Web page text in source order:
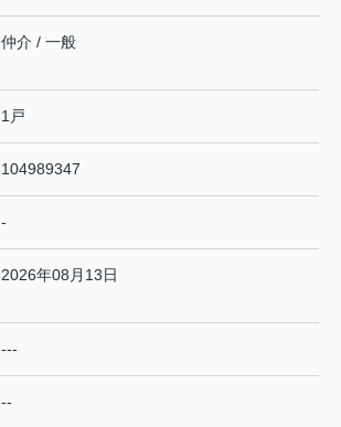
仲介 / 一般
1戸
104989347
-
2026年08月13日
---
--